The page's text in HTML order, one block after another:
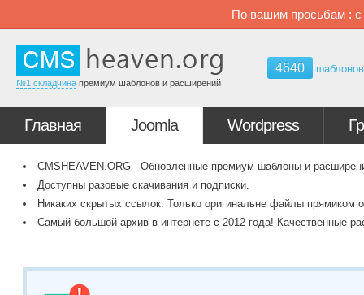
По вашим просьбам : с
№1 складчина премиум шаблонов и расширений
4640 шаблонов
Главная Joomla Wordpress
CMSHEAVEN.ORG - Обновленные премиум шаблоны и
Доступны разовые скачивания и подписки.
Никаких скрытых ссылок. Только оригинальне файлы прямиком
Самый большой архив в интернете с 2012 года! Качественные